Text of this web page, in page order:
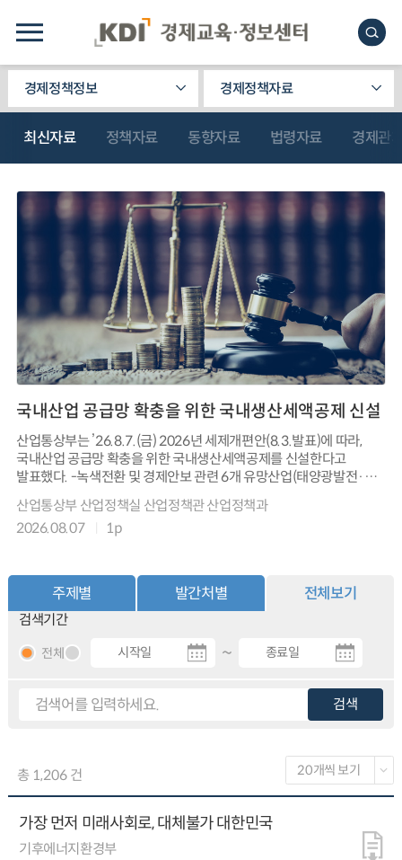
경제정책정보 경제정책자료
최신자료 정책자료 동향자료 법령자료 경제관
국내산업 공급망 확충을 위한 국내생산세액공제 신설
산업통상부는 ’26.8.7.(금) 2026년 세제개편안(8.3.발표)에 따라,
국내산업 공급망 확충을 위한 국내생산세액공제를 신설한다고
발표했다. -녹색전환 및 경제안보 관련 6개 유망산업(태양광발전·
풍력발전·이차전지·반도체·핵심소재·AI로봇부품)을 대상으로
국내에서 직접 생산·판매하는 내국인에 한해 생산량과 기준공제액을
적용한 세액공제 도입함. - 지방주도 성장을 촉진하기 위해
축소하며, 통합투자세액공제와의 중복 적용을 금지함. - 이번 제도
도입을 통해 첨단산업 공급망 확보 및 국내 생산 유인을 높여 경제안보
강화와 국가경쟁력 제고가 기대됨. - 산업통상부와 재정경제부는 국회
세부 지원 내용을 구체화할 계획임.
산업통상부 산업정책실 산업정책관 산업정책과
2026.08.07
1p
주제별 발간처별 전체보기
검색기간
전체 ~
검색
총 1,206 건
가장 먼저 미래사회로, 대체불가 대한민국
기후에너지환경부